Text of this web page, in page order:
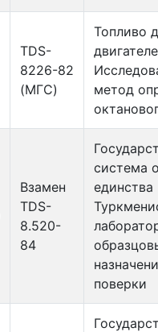
TDS-
8226-82
(МГС)
Топливо
метод
Взамен
TDS-
8.520-
84
система
поверки